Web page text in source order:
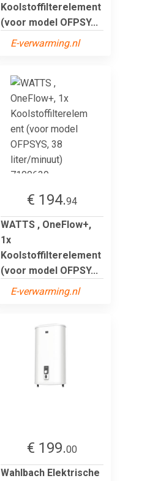
Koolstoffilterelement
(voor model OFPSY...
E-verwarming.nl
€ 194.94
WATTS , OneFlow+,
1x
Koolstoffilterelement
(voor model OFPSY...
E-verwarming.nl
€ 199.00
Wahlbach Elektrische